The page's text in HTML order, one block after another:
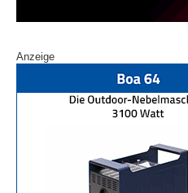
Anzeige